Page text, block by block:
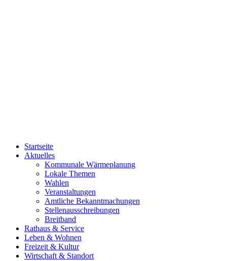
Startseite
Aktuelles
Kommunale Wärmeplanung
Lokale Themen
Wahlen
Veranstaltungen
Amtliche Bekanntmachungen
Stellenausschreibungen
Breitband
Rathaus & Service
Leben & Wohnen
Freizeit & Kultur
Wirtschaft & Standort